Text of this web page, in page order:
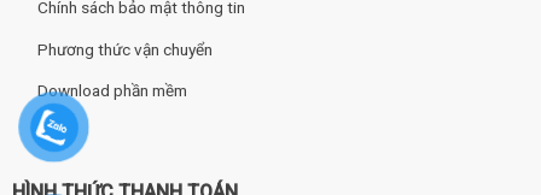
Chính sách bảo mật thông tin
Phương thức vận chuyển
Download phần mềm